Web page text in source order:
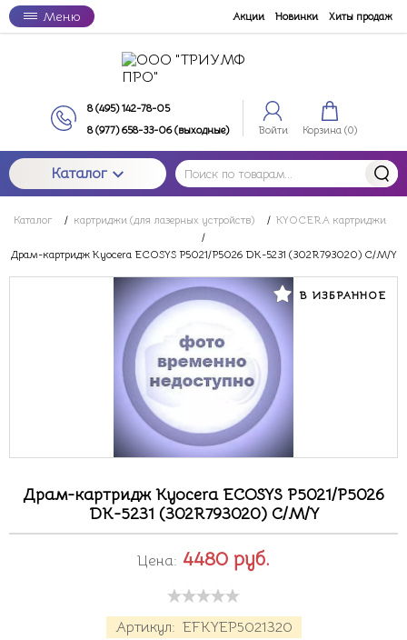
Меню Акции Новинки Хиты продаж
8 (495) 142-78-05
8 (977) 658-33-06 (выходные)
Войти Корзина (0)
Каталог
Каталог / картриджи (для лазерных устройств) / KYOCERA картриджи
/
Драм-картридж Kyocera ECOSYS P5021/P5026 DK-5231 (302R793020) C/M/Y
В ИЗБРАННОЕ
Драм-картридж Kyocera ECOSYS P5021/P5026
DK-5231 (302R793020) C/M/Y
Артикул: EFKYEP5021320
Цена: 4480 руб.